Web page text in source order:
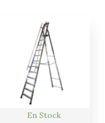
En Stock
Le
prix
actuel
est :
410,00 €.